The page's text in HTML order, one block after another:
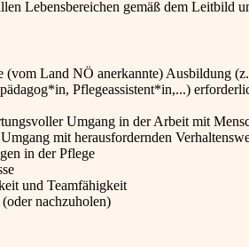
Lebensbereichen gemäß dem Leitbild
(vom Land NÖ anerkannte) Ausbildung
Pflegeassistent*in,...)
Umgang in der Arbeit mit
mit herausfordernden
in der Pflege
und Teamfähigkeit
nachzuholen)